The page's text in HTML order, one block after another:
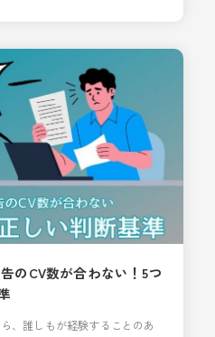
こから流入経路し、Webペー
めのものです。 今回は、初心
、種類、設定方法をど
のCV数が合わない！5つ
、誰しもが経験することのあ